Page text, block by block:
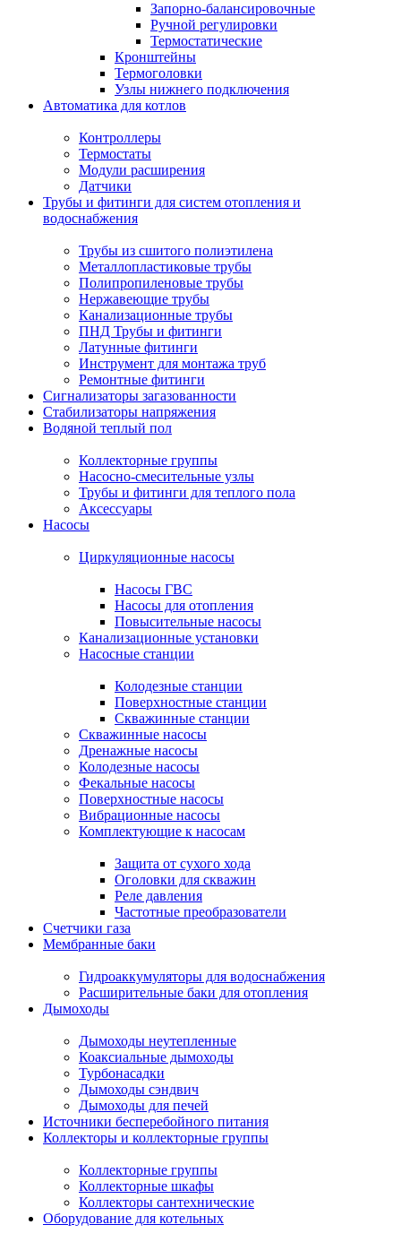
Запорно-балансировочные
Ручной регулировки
Термостатические
Кронштейны
Термоголовки
Узлы нижнего подключения
Автоматика для котлов
Контроллеры
Термостаты
Модули расширения
Датчики
Трубы и фитинги для систем отопления и
водоснабжения
Трубы из сшитого полиэтилена
Металлопластиковые трубы
Полипропиленовые трубы
Нержавеющие трубы
Канализационные трубы
ПНД Трубы и фитинги
Латунные фитинги
Инструмент для монтажа труб
Ремонтные фитинги
Сигнализаторы загазованности
Стабилизаторы напряжения
Водяной теплый пол
Коллекторные группы
Насосно-смесительные узлы
Трубы и фитинги для теплого пола
Аксессуары
Насосы
Циркуляционные насосы
Насосы ГВС
Насосы для отопления
Повысительные насосы
Канализационные установки
Насосные станции
Колодезные станции
Поверхностные станции
Скважинные станции
Скважинные насосы
Дренажные насосы
Колодезные насосы
Фекальные насосы
Поверхностные насосы
Вибрационные насосы
Комплектующие к насосам
Защита от сухого хода
Оголовки для скважин
Реле давления
Частотные преобразователи
Счетчики газа
Мембранные баки
Гидроаккумуляторы для водоснабжения
Расширительные баки для отопления
Дымоходы
Дымоходы неутепленные
Коаксиальные дымоходы
Турбонасадки
Дымоходы сэндвич
Дымоходы для печей
Источники бесперебойного питания
Коллекторы и коллекторные группы
Коллекторные группы
Коллекторные шкафы
Коллекторы сантехнические
Оборудование для котельных